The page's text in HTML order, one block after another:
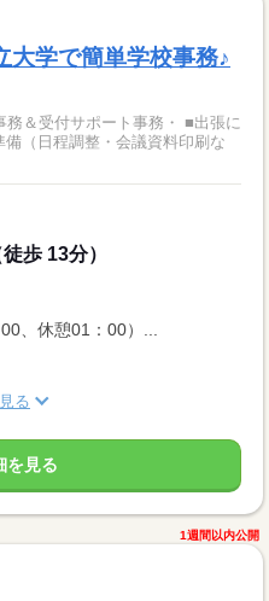
大学で簡単学校事務♪
務＆受付サポート事務・ ■出張に
（日程調整・会議資料印刷な
歩 13分）
、休憩01：00）...
る
を見る
1週間以内公開